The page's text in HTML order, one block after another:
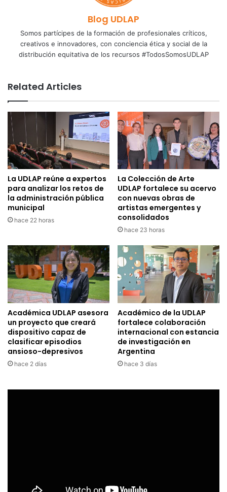
Blog UDLAP
Somos partícipes de la formación de profesionales críticos,
creativos e innovadores, con conciencia ética y social de la
distribución equitativa de los recursos #TodosSomosUDLAP
Related Articles
La UDLAP reúne a expertos
para analizar los retos de
la administración pública
municipal
hace 22 horas
La Colección de Arte
UDLAP fortalece su acervo
con nuevas obras de
artistas emergentes y
consolidados
hace 23 horas
Académica UDLAP asesora
un proyecto que creará
dispositivo capaz de
clasificar episodios
ansioso-depresivos
hace 2 días
Académico de la UDLAP
fortalece colaboración
internacional con estancia
de investigación en
Argentina
hace 3 días